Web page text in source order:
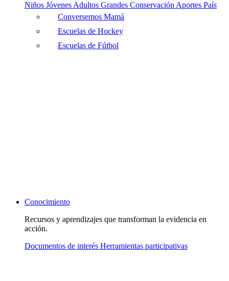
Niños Jóvenes Adultos Grandes Conservación Aportes País
Conversemos Mamá
Escuelas de Hockey
Escuelas de Fútbol
Conocimiento
Recursos y aprendizajes que transforman la evidencia en
acción.
Documentos de interés Herramientas participativas